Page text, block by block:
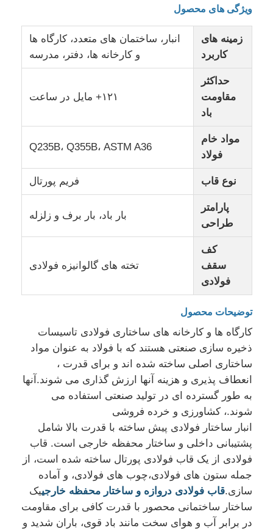
خانه
محصولات
درباره ما
بازدید از کارخانه
کنترل کیفیت
با ما تماس بگیرید
اخبار
موارد
وبلاگ
ویژگی های محصول
زمینه های
کاربرد
انبار، ساختمان های متعدد، کارگاه ها
و کارخانه ها، دفتر، مدرسه
حداکثر
مقاومت
باد
۱۲۱+ مایل در ساعت
مواد خام
فولاد
Q235B، Q355B، ASTM A36
نوع قاب فریم پورتال
پارامتر
طراحی
بار باد، بار برف و زلزله
کف
سقف
فولادی
تخته های گالوانیزه فولادی
توضیحات محصول
کارگاه ها و کارخانه های ساختاری فولادی تاسیسات
ذخیره سازی صنعتی هستند که با فولاد به عنوان مواد
ساختاری اصلی ساخته شده اند و برای قدرت ،
انعطاف پذیری و هزینه آنها ارزش گذاری می شوند.آنها
به طور گسترده ای در تولید صنعتی استفاده می
شوند.، کشاورزی و خرده فروشی
انبار ساختار فولادی پیش ساخته با قدرت بالا شامل
پشتیبانی داخلی و ساختار محفظه خارجی است. قاب
فولادی از یک قاب فولادی پورتال ساخته شده است، از
جمله ستون های فولادی،چوب های فولادی، و آماده
سازی.قاب فولادی دروازه و ساختار محفظه خارجییک
ساختار ساختمانی محصور با قدرت کافی برای مقاومت
در برابر آب و هوای سخت مانند باد قوی، باران شدید و